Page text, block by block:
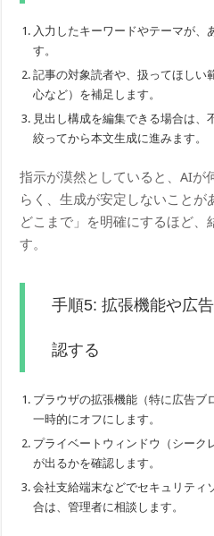
入力したキーワードやテーマが、
す。
記事の対象読者や、扱ってほしい
心など）を補足します。
見出し構成を編集できる場合は、
絞ってから本文生成に進みます。
指示が漠然としていると、AIが
らく、生成が安定しないことが
どこまで」を明確にするほど、
す。
手順5: 拡張機能や広
認する
ブラウザの拡張機能（特に広告ブ
一時的にオフにします。
プライベートウィンドウ（シーク
が出るかを確認します。
会社支給端末などでセキュリティ
合は、管理者に相談します。